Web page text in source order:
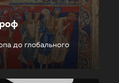
до глобального